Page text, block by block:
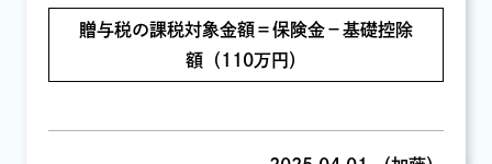
贈与税の課税対象金額＝保険金－基礎控除
額（110万円）